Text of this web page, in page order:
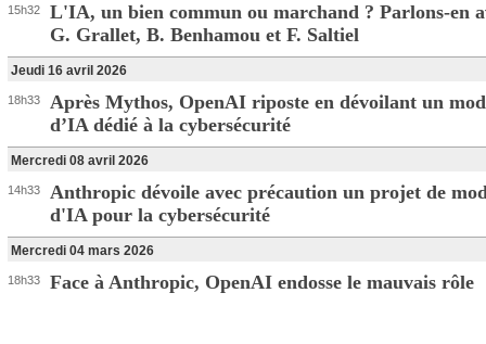
15h32
L'IA, un bien commun ou marchand ? Parlons-en
G. Grallet, B. Benhamou et F. Saltiel
Jeudi 16 avril 2026
18h33
Après Mythos, OpenAI riposte en dévoilant un
d’IA dédié à la cybersécurité
Mercredi 08 avril 2026
14h33
Anthropic dévoile avec précaution un projet de
d'IA pour la cybersécurité
Mercredi 04 mars 2026
18h33 Face à Anthropic, OpenAI endosse le mauvais rôle